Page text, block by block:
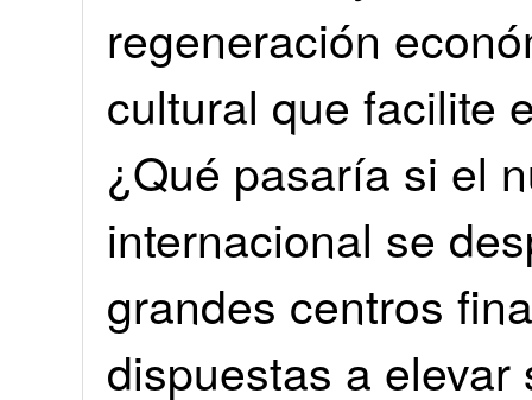
regeneración
cultural que facilite
¿Qué pasaría si el
internacional se
grandes centros
dispuestas a